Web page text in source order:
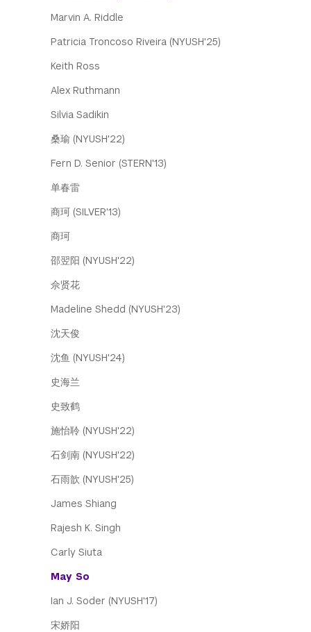
Marvin A. Riddle
Patricia Troncoso Riveira (NYUSH'25)
Keith Ross
Alex Ruthmann
Silvia Sadikin
桑瑜 (NYUSH'22)
Fern D. Senior (STERN'13)
单春雷
商珂 (SILVER'13)
商珂
邵翌阳 (NYUSH'22)
佘贤花
Madeline Shedd (NYUSH'23)
沈天俊
沈鱼 (NYUSH'24)
史海兰
史致鹤
施怡聆 (NYUSH'22)
石剑南 (NYUSH'22)
石雨歆 (NYUSH'25)
James Shiang
Rajesh K. Singh
Carly Siuta
May So
Ian J. Soder (NYUSH'17)
宋娇阳